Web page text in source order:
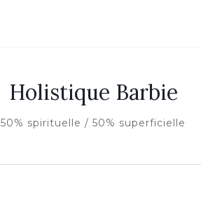
Holistique Barbie
50% spirituelle / 50% superficielle